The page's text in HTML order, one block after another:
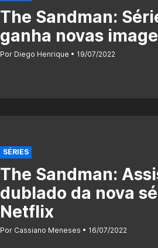
The Sandman:
ganha novas
Por Diego Henrique 19/07/2022
SÉRIES
The Sandman:
dublado da nova
Netflix
Por Cassiano Meneses 16/07/2022